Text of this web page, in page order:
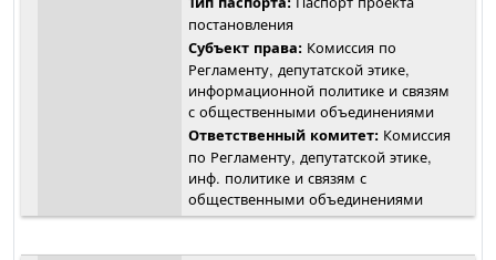
постановления
Субъект права: Комиссия по
Регламенту, депутатской этике,
информационной политике и связям
с общественными объединениями
Ответственный комитет: Комиссия
по Регламенту, депутатской этике,
инф. политике и связям с
общественными объединениями